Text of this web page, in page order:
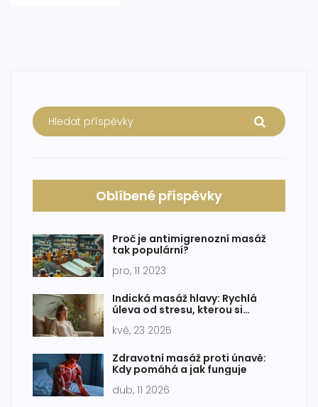
Oblíbené příspěvky
Proč je antimigrenozní masáž
tak populární?
pro, 11 2023
Indická masáž hlavy: Rychlá
úleva od stresu, kterou si
kvě, 23 2025
Zdravotní masáž proti únavě:
Kdy pomáhá a jak funguje
dub, 11 2026